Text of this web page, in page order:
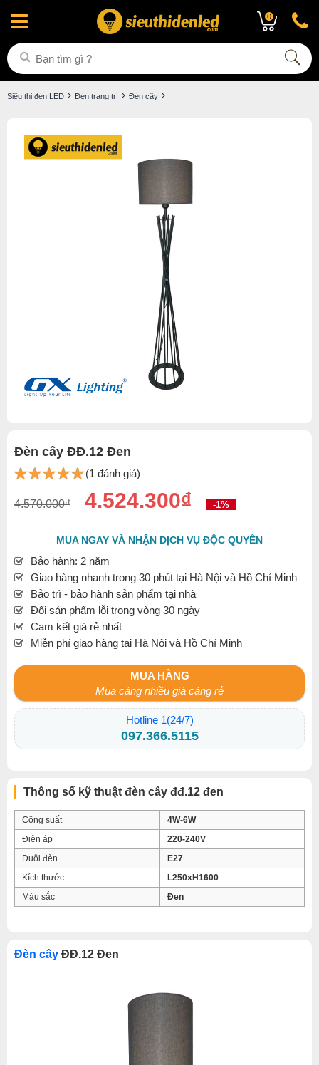
0
Siêu thị đèn LED Đèn trang trí Đèn cây
Đèn cây ĐĐ.12 Đen
(1 đánh giá)
4.570.000₫ 4.524.300₫ -1%
MUA NGAY VÀ NHẬN DỊCH VỤ ĐỘC QUYỀN
Bảo hành: 2 năm
Giao hàng nhanh trong 30 phút tại Hà Nội và Hồ Chí Minh
Bảo trì - bảo hành sản phẩm tại nhà
Đổi sản phẩm lỗi trong vòng 30 ngày
Cam kết giá rẻ nhất
Miễn phí giao hàng tại Hà Nội và Hồ Chí Minh
MUA HÀNG
Mua càng nhiều giá càng rẻ
Hotline 1(24/7)
097.366.5115
Thông số kỹ thuật đèn cây đđ.12 đen
Công suất
4W-6W
Điện áp
220-240V
Đuôi đèn
E27
Kích thước
L250xH1600
Màu sắc
Đen
Đèn cây ĐĐ.12 Đen